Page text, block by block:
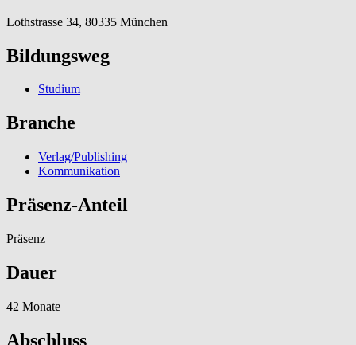
Lothstrasse 34, 80335 München
Bildungsweg
Studium
Branche
Verlag/Publishing
Kommunikation
Präsenz-Anteil
Präsenz
Dauer
42 Monate
Abschluss